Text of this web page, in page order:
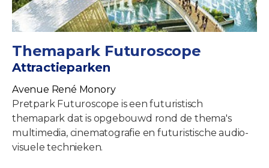
Themapark Futuroscope
Attractieparken
Avenue René Monory
Pretpark Futuroscope is een futuristisch
themapark dat is opgebouwd rond de thema's
multimedia, cinematografie en futuristische audio-
visuele technieken.